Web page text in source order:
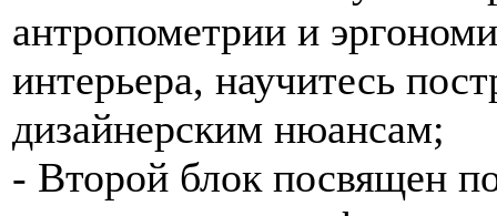
антропометрии и
интерьера, научитесь
дизайнерским нюансам;
- Второй блок посвящен